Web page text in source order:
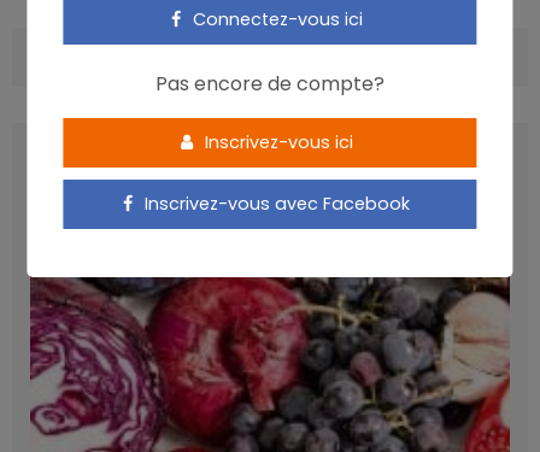
Connectez-vous ici
Pas encore de compte?
Inscrivez-vous ici
Inscrivez-vous avec Facebook